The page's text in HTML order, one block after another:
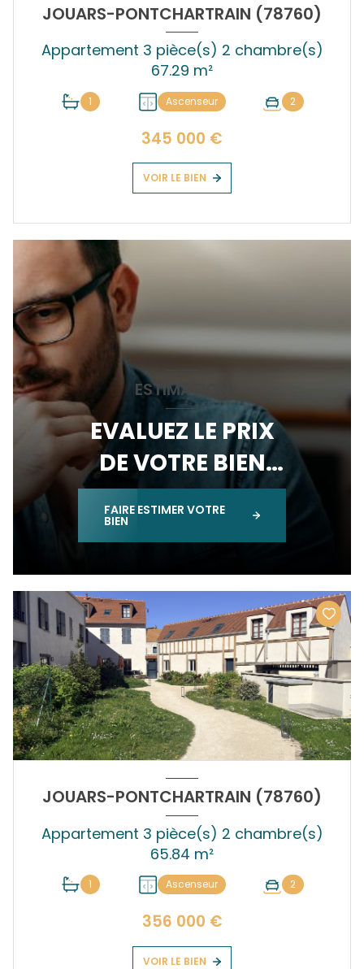
JOUARS-PONTCHARTRAIN (78760)
Appartement 3 pièce(s) 2 chambre(s)
67.29 m²
1 Ascenseur 2
345 000 €
VOIR LE BIEN
ESTIMATION
EVALUEZ LE PRIX
DE VOTRE BIEN
IMMOBILIER
FAIRE ESTIMER VOTRE
BIEN
JOUARS-PONTCHARTRAIN (78760)
Appartement 3 pièce(s) 2 chambre(s)
65.84 m²
1 Ascenseur 2
356 000 €
VOIR LE BIEN